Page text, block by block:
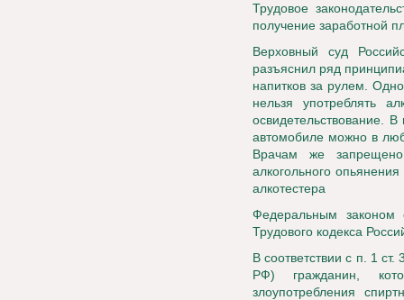
Трудовое
получение заработной
Верховный суд
разъяснил ряд
напитков за рулем.
нельзя употреблять
освидетельствование.
автомобиле можно в
Врачам же
алкогольного
алкотестера
Федеральным
Трудового кодекса
В соответствии с п. 1
РФ) гражданин,
злоупотребления